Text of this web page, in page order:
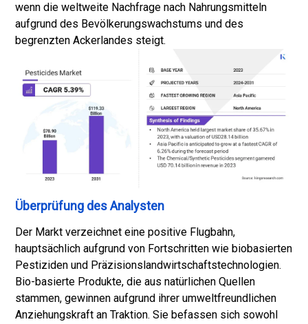
wenn die weltweite Nachfrage nach Nahrungsmitteln
aufgrund des Bevölkerungswachstums und des
begrenzten Ackerlandes steigt.
Überprüfung des Analysten
Der Markt verzeichnet eine positive Flugbahn,
hauptsächlich aufgrund von Fortschritten wie biobasierten
Pestiziden und Präzisionslandwirtschaftstechnologien.
Bio-basierte Produkte, die aus natürlichen Quellen
stammen, gewinnen aufgrund ihrer umweltfreundlichen
Anziehungskraft an Traktion. Sie befassen sich sowohl